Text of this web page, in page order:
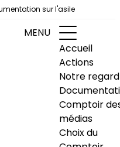
sur l'asile
MENU
Accueil
Actions
Notre regard
Comptoir
médias
Choix du